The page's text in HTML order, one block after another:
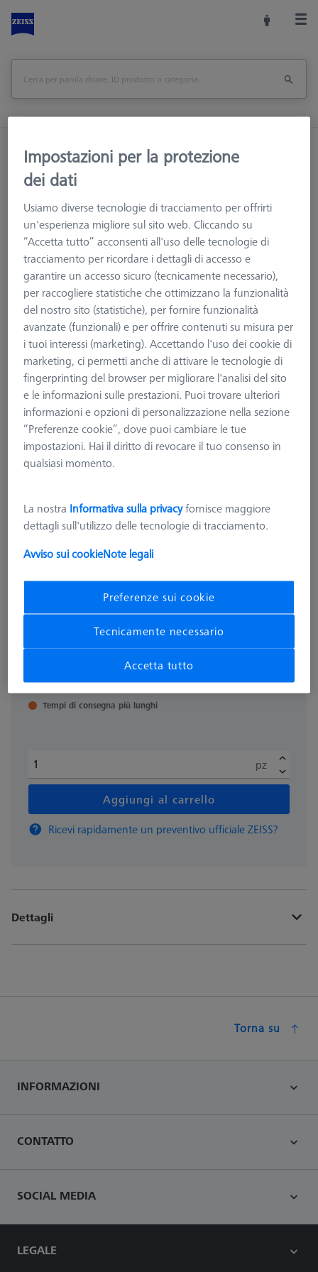
Home
Accessori macchine
Macchine CMM e Ottiche
Sistemi di caricamento
Contact package for TSI
Stampa pagina
<<Panoramica
Contact package for TSI
626140-9123-500
1.612,04 €
Tempi di consegna più lunghi
pz
Aggiungi al carrello
Ricevi rapidamente un preventivo ufficiale ZEISS?
Dettagli
Torna su
INFORMAZIONI
CONTATTO
SOCIAL MEDIA
LEGALE
Impostazioni per la protezione
dei dati
Usiamo diverse tecnologie di tracciamento per offrirti
un'esperienza migliore sul sito web. Cliccando su
“Accetta tutto” acconsenti all'uso delle tecnologie di
tracciamento per ricordare i dettagli di accesso e
garantire un accesso sicuro (tecnicamente necessario),
per raccogliere statistiche che ottimizzano la funzionalità
del nostro sito (statistiche), per fornire funzionalità
avanzate (funzionali) e per offrire contenuti su misura per
i tuoi interessi (marketing). Accettando l'uso dei cookie di
marketing, ci permetti anche di attivare le tecnologie di
fingerprinting del browser per migliorare l'analisi del sito
e le informazioni sulle prestazioni. Puoi trovare ulteriori
informazioni e opzioni di personalizzazione nella sezione
“Preferenze cookie”, dove puoi cambiare le tue
impostazioni. Hai il diritto di revocare il tuo consenso in
qualsiasi momento.
La nostra Informativa sulla privacyfornisce maggiore
dettagli sull'utilizzo delle tecnologie di tracciamento.
Avviso sui cookieNote legali
Preferenze sui cookie
Tecnicamente necessario
Accetta tutto